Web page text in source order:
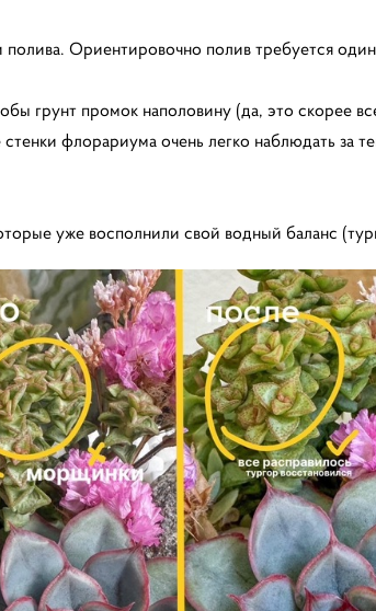
Ориентировочно полив требуется
грунт промок наполовину (да, это скорее
флорариума очень легко наблюдать за
уже восполнили свой водный баланс